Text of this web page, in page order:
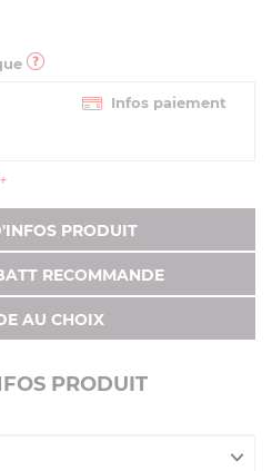
Infos paiement
+
PRODUIT
RECOMMANDE
AU CHOIX
PRODUIT